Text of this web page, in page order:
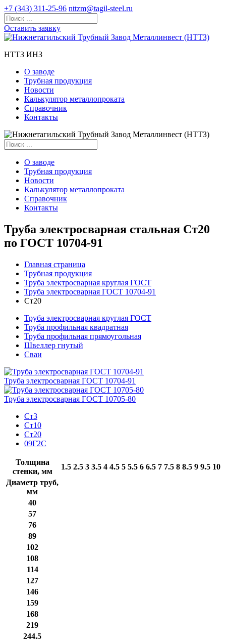
+7 (343) 311-25-96 nttzm@tagil-steel.ru
Оставить заявку
НТТЗ ИНЗ
О заводе
Трубная продукция
Новости
Калькулятор металлопроката
Справочник
Контакты
О заводе
Трубная продукция
Новости
Калькулятор металлопроката
Справочник
Контакты
Труба электросварная стальная Ст20
по ГОСТ 10704-91
Главная страница
Трубная продукция
Труба электросварная круглая ГОСТ
Труба электросварная ГОСТ 10704-91
Ст20
Труба электросварная круглая ГОСТ
Труба профильная квадратная
Труба профильная прямоугольная
Швеллер гнутый
Сваи
Труба электросварная ГОСТ 10704-91
Труба электросварная ГОСТ 10705-80
Ст3
Ст10
Ст20
09Г2С
Толщина
стенки, мм
1.5 2.5 3 3.5 4 4.5 5 5.5 6 6.5 7 7.5 8 8.5 9 9.5 10
Диаметр труб,
мм
40
57
76
89
102
108
114
127
146
159
168
219
244.5